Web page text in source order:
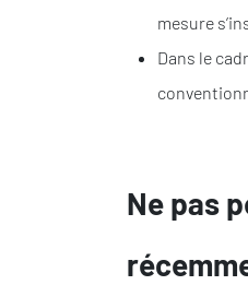
mesure
Dans le
Ne pas